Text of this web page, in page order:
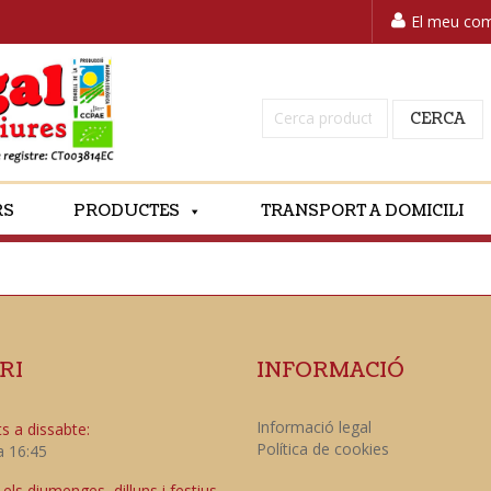
El meu
Cerca: CERCA
PRODUCTES TRANSPORT A DOMICILI
a dissabte:
16:45
INFORMACIÓ
Informació legal
Política de cookies